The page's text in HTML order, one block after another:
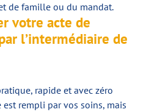
de famille ou du mandat.
votre acte de
l’intermédiaire de
rapide et avec zéro
est rempli par vos soins, mais